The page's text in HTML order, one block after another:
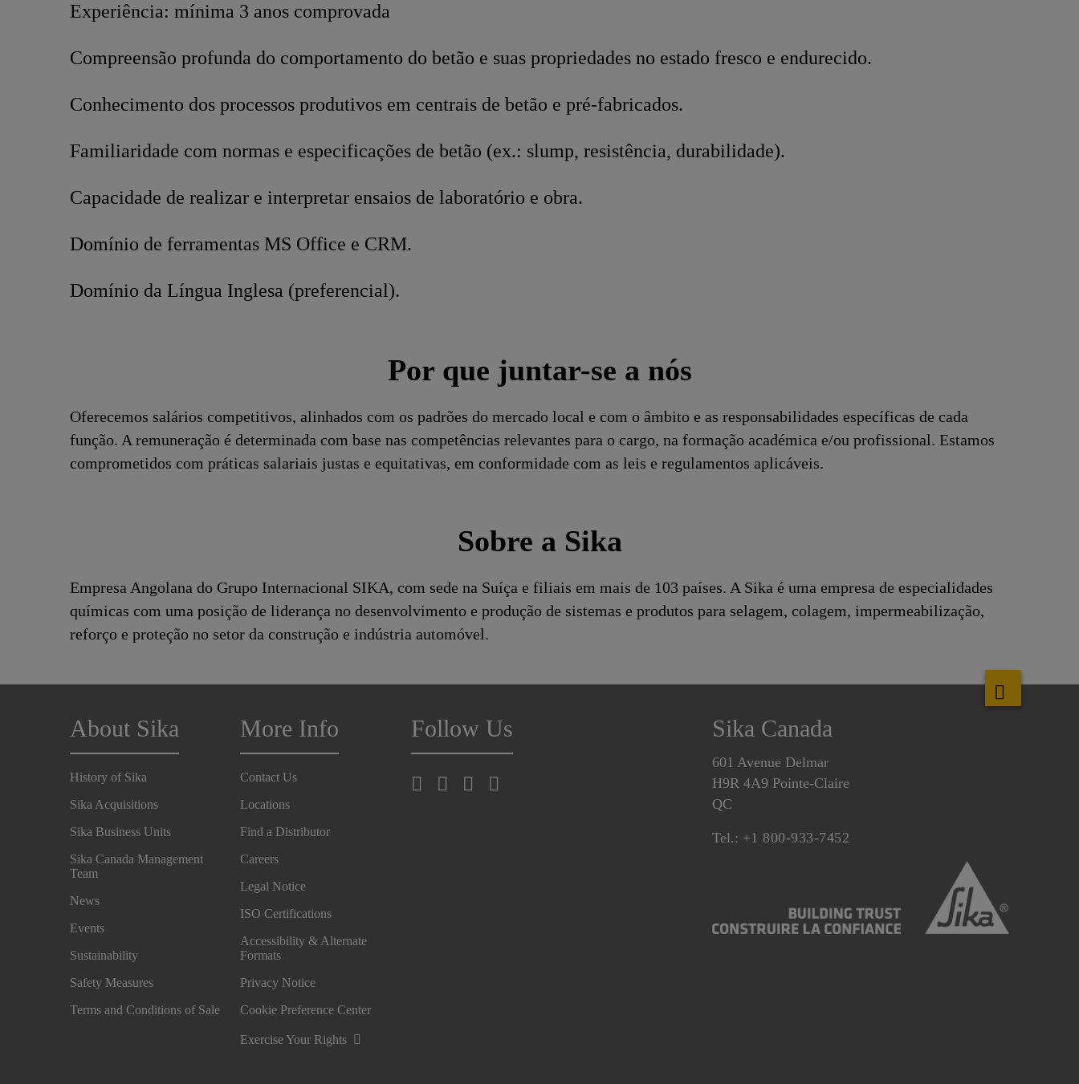
Experiência: mínima 3 anos comprovada
Compreensão profunda do comportamento do betão e suas propriedades no estado fresco e endurecido.
Conhecimento dos processos produtivos em centrais de betão e pré‑fabricados.
Familiaridade com normas e especificações de betão (ex.: slump, resistência, durabilidade).
Capacidade de realizar e interpretar ensaios de laboratório e obra.
Domínio de ferramentas MS Office e CRM.
Domínio da Língua Inglesa (preferencial).
Por que juntar-se a nós
Oferecemos salários competitivos, alinhados com os padrões do mercado local e com o âmbito e as responsabilidades específicas de cada
função. A remuneração é determinada com base nas competências relevantes para o cargo, na formação académica e/ou profissional. Estamos
comprometidos com práticas salariais justas e equitativas, em conformidade com as leis e regulamentos aplicáveis.
Sobre a Sika
Empresa Angolana do Grupo Internacional SIKA, com sede na Suíça e filiais em mais de 103 países. A Sika é uma empresa de especialidades
químicas com uma posição de liderança no desenvolvimento e produção de sistemas e produtos para selagem, colagem, impermeabilização,
reforço e proteção no setor da construção e indústria automóvel.
About Sika
History of Sika
Sika Acquisitions
Sika Business Units
Sika Canada Management
Team
News
Events
Sustainability
Safety Measures
Terms and Conditions of Sale
More Info
Contact Us
Locations
Find a Distributor
Careers
Legal Notice
ISO Certifications
Accessibility & Alternate
Formats
Privacy Notice
Cookie Preference Center
Exercise Your Rights
Follow Us Sika Canada
601 Avenue Delmar
H9R 4A9 Pointe-Claire
QC
Tel.: +1 800-933-7452